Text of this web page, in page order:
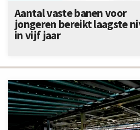
Aantal vaste banen voor
jongeren bereikt laagste
in vijf jaar